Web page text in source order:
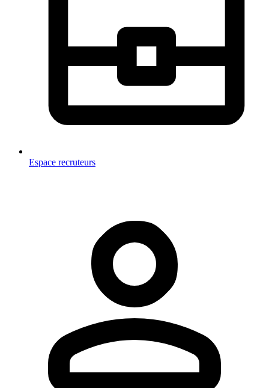
Espace recruteurs